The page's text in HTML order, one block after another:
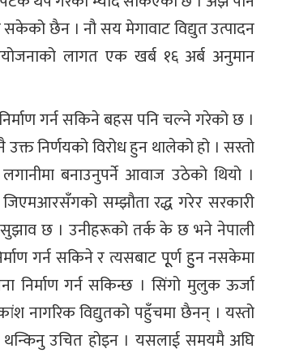
छैन । नौ सय मेगावाट विद्युत उत्पादन
लागत एक खर्ब १६ अर्ब अनुमान
गर्न सकिने बहस पनि चल्ने गरेको छ ।
निर्णयको विरोध हुन थालेको हो । सस्तो
बनाउनुपर्ने आवाज उठेको थियो ।
सम्झौता रद्ध गरेर सरकारी
सुझाव छ । उनीहरूको तर्क के छ भने नेपाली
गर्न सकिने र त्यसबाट पूूर्ण हुुन नसकेमा
निर्माण गर्न सकिन्छ । सिंगो मुलुक ऊर्जा
नागरिक विद्युतको पहुँचमा छैनन् । यस्तो
उचित होइन । यसलाई समयमै अघि